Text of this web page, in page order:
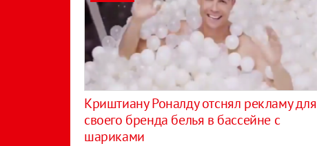
Криштиану Роналду отснял рекламу для
своего бренда белья в бассейне с
шариками